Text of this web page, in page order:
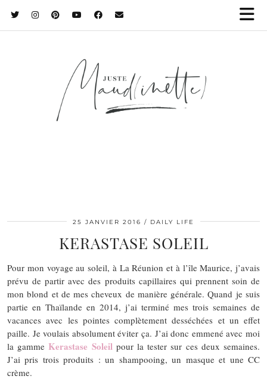
25 JANVIER 2016 DAILY LIFE
KERASTASE SOLEIL
Pour mon voyage au soleil, à La Réunion et à l’île Maurice, j’avais
prévu de partir avec des produits capillaires qui prennent soin de
mon blond et de mes cheveux de manière générale. Quand je suis
partie en Thaïlande en 2014, j’ai terminé mes trois semaines de
vacances avec les pointes complètement desséchées et un effet
paille. Je voulais absolument éviter ça. J’ai donc emmené avec moi
la gamme Kerastase Soleil pour la tester sur ces deux semaines.
J’ai pris trois produits : un shampooing, un masque et une CC
crème.